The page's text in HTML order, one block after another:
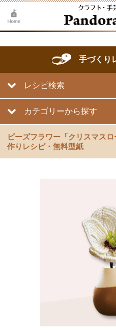
手づくり
レシピ検索
カテゴリーから探す
ビーズフラワー「クリスマス
作りレシピ・無料型紙